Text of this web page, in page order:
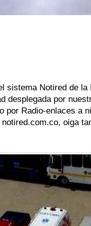
sistema Notired de la
desplegada por
por Radio-enlaces a
oiga